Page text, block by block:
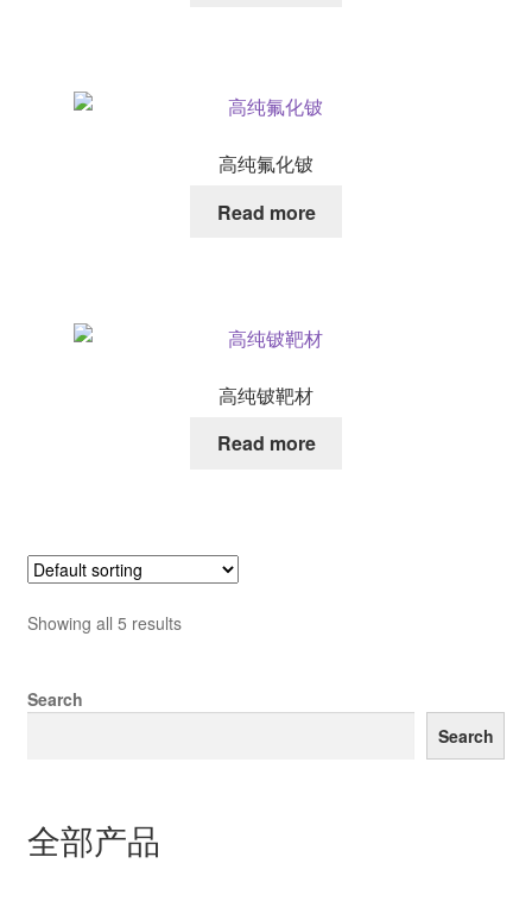
高纯氟化铍
Read more
高纯铍靶材
Read more
Showing all 5 results
Search
Search
全部产品